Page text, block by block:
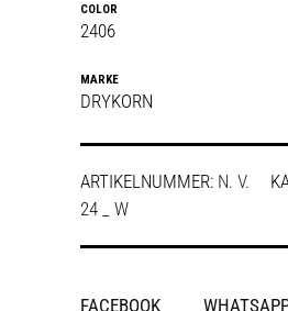
COLOR
2406
MARKE
DRYKORN
ARTIKELNUMMER: N. V.
24 _ W
SHARE
FACEBOOK